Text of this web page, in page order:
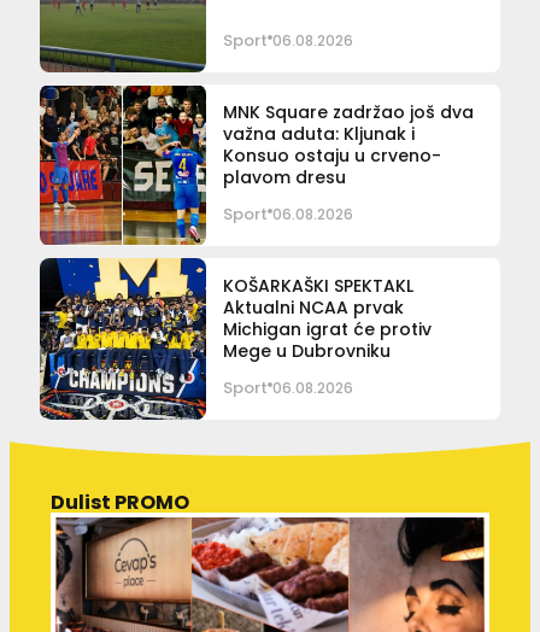
Sport 06.08.2026
MNK Square zadržao još dva
važna aduta: Kljunak i
Konsuo ostaju u crveno-
plavom dresu
Sport 06.08.2026
KOŠARKAŠKI SPEKTAKL
Aktualni NCAA prvak
Michigan igrat će protiv
Mege u Dubrovniku
Sport 06.08.2026
Dulist PROMO